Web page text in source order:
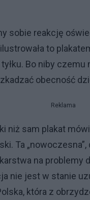
reakcję
to
Bo niby
obecność
Reklama
niż sam plakat
Ta
na
nie jest w stanie
która z